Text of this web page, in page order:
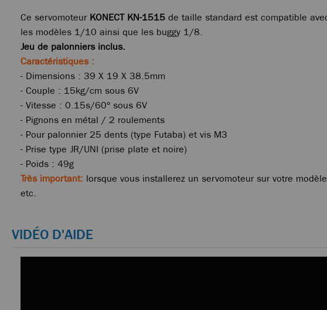
Ce servomoteur KONECT KN-1515 de taille standard est compatible
les modèles 1/10 ainsi que les buggy 1/8.
Jeu de palonniers inclus.
Caractéristiques :
- Dimensions : 39 X 19 X 38.5mm
- Couple : 15kg/cm sous 6V
- Vitesse : 0.15s/60° sous 6V
- Pignons en métal / 2 roulements
- Pour palonnier 25 dents (type Futaba) et vis M3
- Prise type JR/UNI (prise plate et noire)
- Poids : 49g
Très important: lorsque vous installerez un servomoteur sur votre
etc.
VIDÉO D'AIDE